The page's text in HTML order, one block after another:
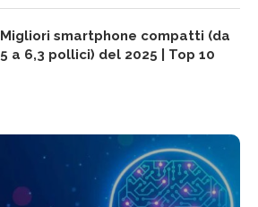
Migliori smartphone compatti (da
5 a 6,3 pollici) del 2025 | Top 10